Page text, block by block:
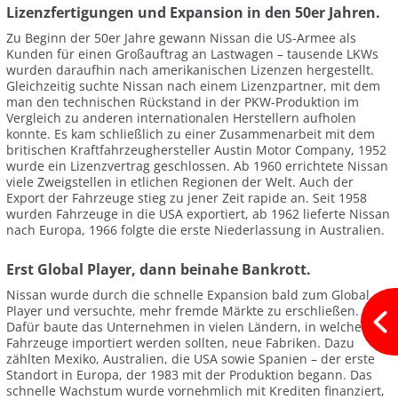
Lizenzfertigungen und Expansion in den 50er Jahren.
Zu Beginn der 50er Jahre gewann Nissan die US-Armee als
Kunden für einen Großauftrag an Lastwagen – tausende LKWs
wurden daraufhin nach amerikanischen Lizenzen hergestellt.
Gleichzeitig suchte Nissan nach einem Lizenzpartner, mit dem
man den technischen Rückstand in der PKW-Produktion im
Vergleich zu anderen internationalen Herstellern aufholen
konnte. Es kam schließlich zu einer Zusammenarbeit mit dem
britischen Kraftfahrzeughersteller Austin Motor Company, 1952
wurde ein Lizenzvertrag geschlossen. Ab 1960 errichtete Nissan
viele Zweigstellen in etlichen Regionen der Welt. Auch der
Export der Fahrzeuge stieg zu jener Zeit rapide an. Seit 1958
wurden Fahrzeuge in die USA exportiert, ab 1962 lieferte Nissan
nach Europa, 1966 folgte die erste Niederlassung in Australien.
Erst Global Player, dann beinahe Bankrott.
Nissan wurde durch die schnelle Expansion bald zum Global
Player und versuchte, mehr fremde Märkte zu erschließen.
Dafür baute das Unternehmen in vielen Ländern, in welche
Fahrzeuge importiert werden sollten, neue Fabriken. Dazu
zählten Mexiko, Australien, die USA sowie Spanien – der erste
Standort in Europa, der 1983 mit der Produktion begann. Das
schnelle Wachstum wurde vornehmlich mit Krediten finanziert,